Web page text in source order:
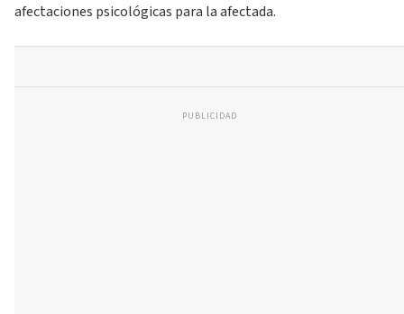
afectaciones psicológicas para la afectada.
PUBLICIDAD